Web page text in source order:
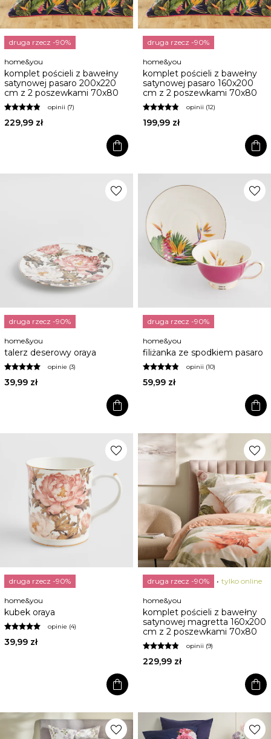
druga rzecz -90%
home&you
komplet pościeli z bawełny
satynowej pasaro 200x220
cm z 2 poszewkami 70x80
opinii (7)
229,99 zł
shopping_bag
druga rzecz -90%
home&you
komplet pościeli z bawełny
satynowej pasaro 160x200
cm z 2 poszewkami 70x80
opinii (12)
199,99 zł
shopping_bag
favorite
druga rzecz -90%
home&you
talerz deserowy oraya
opinie (3)
39,99 zł
shopping_bag
favorite
druga rzecz -90%
home&you
filiżanka ze spodkiem pasaro
opinii (10)
59,99 zł
shopping_bag
favorite
druga rzecz -90%
home&you
kubek oraya
opinie (4)
39,99 zł
shopping_bag
favorite
druga rzecz -90% tylko online
home&you
komplet pościeli z bawełny
satynowej magretta 160x200
cm z 2 poszewkami 70x80
opinii (9)
229,99 zł
shopping_bag
favorite favorite